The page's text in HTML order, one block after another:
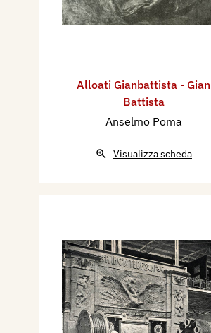
Alloati Gianbattista - Gian
Battista
Anselmo Poma
Visualizza scheda